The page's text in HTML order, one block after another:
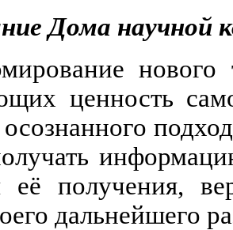
Дома научной
ценность
её получения,
дальнейшего